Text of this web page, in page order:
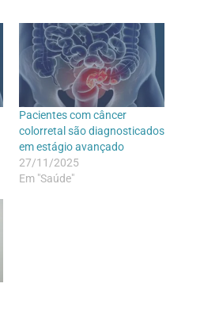
Pacientes com câncer
colorretal são diagnosticados
em estágio avançado
27/11/2025
Em "Saúde"